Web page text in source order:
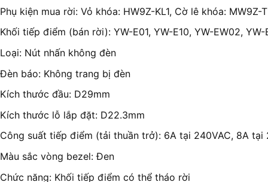
Phụ kiện mua rời: Vỏ khóa: HW9Z-KL1, Cờ lê khóa: MW9Z-
Khối tiếp điểm (bán rời): YW-E01, YW-E10, YW-EW02, YW-
Loại: Nút nhấn không đèn
Đèn báo: Không trang bị đèn
Kích thước đầu: D29mm
Kích thước lỗ lắp đặt: D22.3mm
Công suất tiếp điểm (tải thuần trở): 6A tại 240VAC, 8A tại
Màu sắc vòng bezel: Đen
Chức năng: Khối tiếp điểm có thể tháo rời